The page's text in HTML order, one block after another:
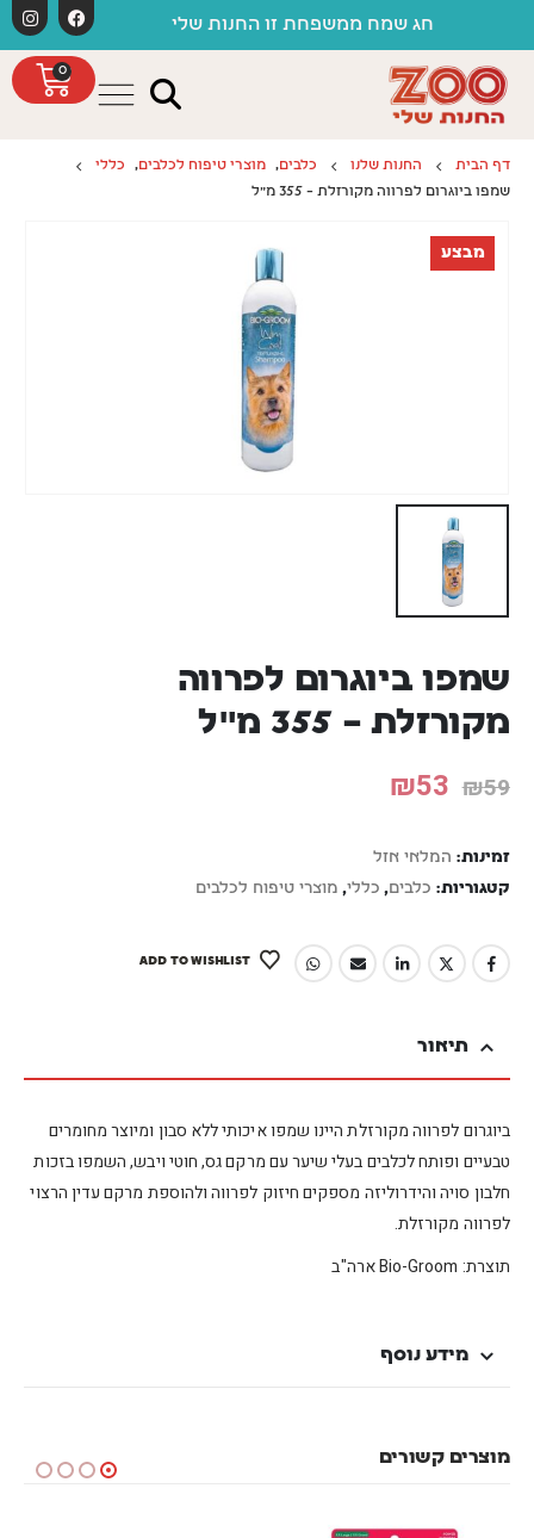
חג שמח ממשפחת זו החנות שלי
0
דף הבית החנות שלנו כלבים, מוצרי טיפוח לכלבים,
כללי
שמפו ביוגרום לפרווה מקורזלת – 355 מ"ל
מבצע
שמפו ביוגרום לפרווה
מקורזלת – 355 מ"ל
₪59
₪53
זמינות: המלאי אזל
קטגוריות: כלבים, כללי, מוצרי טיפוח לכלבים
ADD TO WISHLIST
תיאור
ביוגרום לפרווה מקורזלת היינו שמפו איכותי ללא סבון ומיוצר מחומרים
טבעיים ופותח לכלביםבעלי שיער עם מרקם גס, חוטי ויבש, השמפו בזכות
חלבון סויה והידרוליזה מספקים חיזוק לפרווה ולהוספת מרקם עדין הרצוי
לפרווה מקורזלת.
תוצרת: Bio-Groom ארה"ב
מידע נוסף
מוצרים קשורים